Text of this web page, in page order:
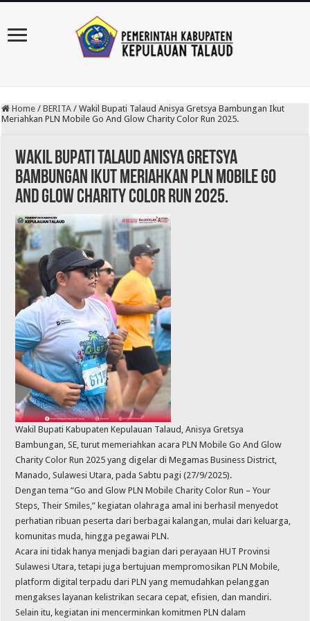
Home / BERITA / Wakil Bupati Talaud Anisya Gretsya Bambungan Ikut
Meriahkan PLN Mobile Go And Glow Charity Color Run 2025.
Wakil Bupati Talaud Anisya Gretsya
Bambungan Ikut Meriahkan PLN Mobile Go
And Glow Charity Color Run 2025.
Wakil Bupati Kabupaten Kepulauan Talaud, Anisya Gretsya
Bambungan, SE, turut memeriahkan acara PLN Mobile Go And Glow
Charity Color Run 2025 yang digelar di Megamas Business District,
Manado, Sulawesi Utara, pada Sabtu pagi (27/9/2025).
Dengan tema “Go and Glow PLN Mobile Charity Color Run – Your
Steps, Their Smiles,” kegiatan olahraga amal ini berhasil menyedot
perhatian ribuan peserta dari berbagai kalangan, mulai dari keluarga,
komunitas muda, hingga pegawai PLN.
Acara ini tidak hanya menjadi bagian dari perayaan HUT Provinsi
Sulawesi Utara, tetapi juga bertujuan mempromosikan PLN Mobile,
platform digital terpadu dari PLN yang memudahkan pelanggan
mengakses layanan kelistrikan secara cepat, efisien, dan mandiri.
Selain itu, kegiatan ini mencerminkan komitmen PLN dalam